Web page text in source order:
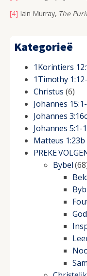
[4] Iain Murray, The
Kategorieë
1Korintiers
1Timothy
Christus (6)
Johannes
Johannes 3:16c
Johannes 5:1-
Matteus 1:23b
PREKE
Bybel